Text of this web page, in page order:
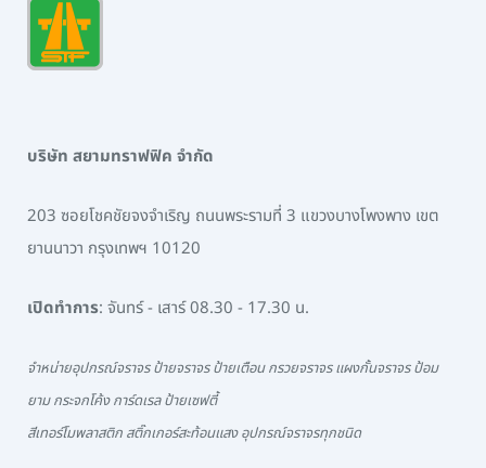
บริษัท สยามทราฟฟิค จำกัด
203 ซอยโชคชัยจงจำเริญ ถนนพระรามที่ 3 แขวงบางโพงพาง เขต
ยานนาวา กรุงเทพฯ 10120
เปิดทำการ: จันทร์ - เสาร์ 08.30 - 17.30 น.
จำหน่ายอุปกรณ์จราจร ป้ายจราจร ป้ายเตือน กรวยจราจร แผงกั้นจราจร ป้อม
ยาม กระจกโค้ง การ์ดเรล ป้ายเซฟตี้
สีเทอร์โมพลาสติก สติ๊กเกอร์สะท้อนแสง อุปกรณ์จราจรทุกชนิด